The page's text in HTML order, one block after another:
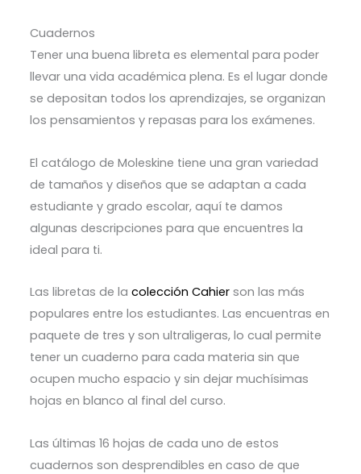
Cuadernos
Tener una buena libreta es elemental para poder
llevar una vida académica plena. Es el lugar donde
se depositan todos los aprendizajes, se organizan
los pensamientos y repasas para los exámenes.
El catálogo de Moleskine tiene una gran variedad
de tamaños y diseños que se adaptan a cada
estudiante y grado escolar, aquí te damos
algunas descripciones para que encuentres la
ideal para ti.
Las libretas de la colección Cahierson las más
populares entre los estudiantes. Las encuentras en
paquete de tres y son ultraligeras, lo cual permite
tener un cuaderno para cada materia sin que
ocupen mucho espacio y sin dejar muchísimas
hojas en blanco al final del curso.
Las últimas 16 hojas de cada uno de estos
cuadernos son desprendibles en caso de que